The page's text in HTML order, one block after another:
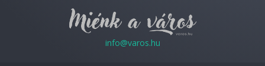
info@varos.hu